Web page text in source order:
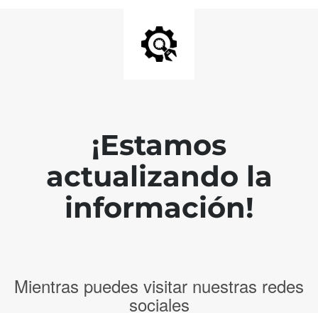
¡Estamos
actualizando la
información!
Mientras puedes visitar nuestras redes
sociales